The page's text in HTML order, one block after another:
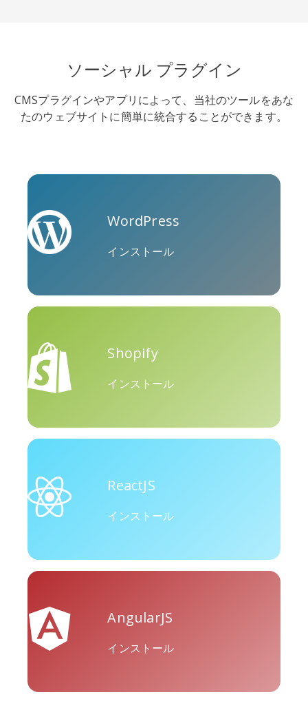
SoundCloud Slideshare
Stack
Trello Twitch
Okru 中
Amazon
ソーシャル プラグイン
CMSプラグインやアプリによって、当社のツールをあな
たのウェブサイトに簡単に統合することができます。
WordPress
インストール
Shopify
インストール
ReactJS
インストール
AngularJS
インストール